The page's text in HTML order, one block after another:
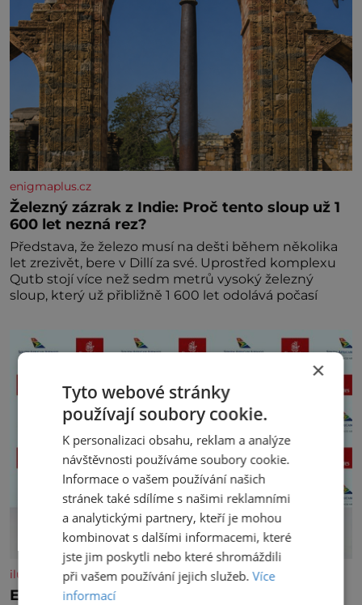
enigmaplus.cz
Železný zázrak z Indie: Proč tento sloup už 1
600 let nezná rez?
Představa, že železo musí na dešti během několika
let zrezivět, bere v Dillí za své. Uprostřed komplexu
Qutb stojí více než sedm metrů vysoký železný
sloup, který už přibližně 1 600 let odolává počasí
iluxus.cz
Emirates a South African Airways rozšiřují
×
Tyto webové stránky
používají soubory cookie.
K personalizaci obsahu, reklam a analýze
návštěvnosti používáme soubory cookie.
Informace o vašem používání našich
stránek také sdílíme s našimi reklamními
a analytickými partnery, kteří je mohou
kombinovat s dalšími informacemi, které
jste jim poskytli nebo které shromáždili
při vašem používání jejich služeb.Více
informací